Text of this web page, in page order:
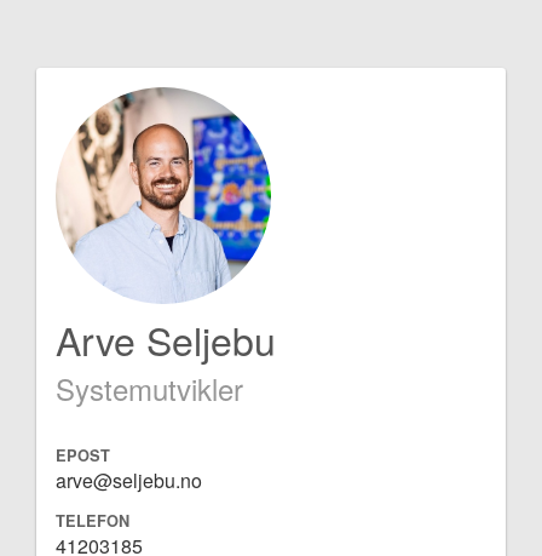
Arve Seljebu
Systemutvikler
EPOST
arve@seljebu.no
TELEFON
41203185